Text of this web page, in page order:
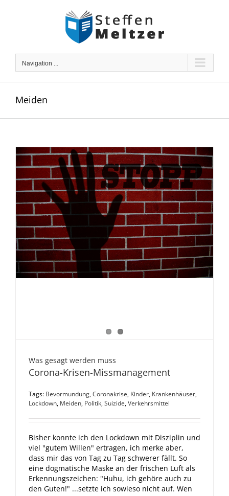
Navigation ...
Meiden
Was gesagt werden muss
Corona-Krisen-Missmanagement
Tags: Bevormundung,Coronakrise, Kinder, Krankenhäuser,
Lockdown, Meiden, Politik,Suizide,Verkehrsmittel
Bisher konnte ich den Lockdown mit Disziplin und
viel "gutem Willen" ertragen, ich merke aber,
dass mir das von Tag zu Tag schwerer fällt. So
eine dogmatische Maske an der frischen Luft als
Erkennungszeichen: "Huhu, ich gehöre auch zu
den Guten!" ...setzte ich sowieso nicht auf. Wen